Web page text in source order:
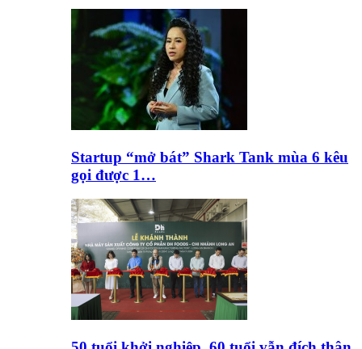
Startup “mở bát” Shark Tank mùa 6 kêu
gọi được 1…